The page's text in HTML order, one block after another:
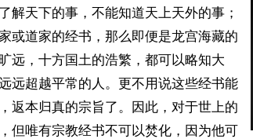
解天下的事，不能知道天上天外的事；
或道家的经书，那么即便是龙宫海藏的
远，十方国土的浩繁，都可以略知大
远超越平常的人。更不用说这些经书能
返本归真的宗旨了。因此，对于世上的
但唯有宗教经书不可以焚化，因为他可